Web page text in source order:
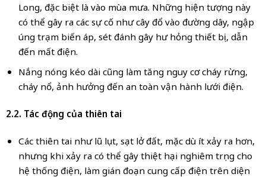
Long, đặc biệt là vào mùa mưa. Những hiện tượng này
có thể gây ra các sự cố như cây đổ vào đường dây, ngập
úng trạm biến áp, sét đánh gây hư hỏng thiết bị, dẫn
đến mất điện.
Nắng nóng kéo dài cũng làm tăng nguy cơ cháy rừng,
cháy nổ, ảnh hưởng đến an toàn vận hành lưới điện.
2.2. Tác động của thiên tai
Các thiên tai như lũ lụt, sạt lở đất, mặc dù ít xảy ra hơn,
nhưng khi xảy ra có thể gây thiệt hại nghiêm trọng cho
hệ thống điện, làm gián đoạn cung cấp điện trên diện